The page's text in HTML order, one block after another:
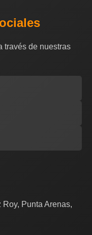
través de nuestras
Punta Arenas,